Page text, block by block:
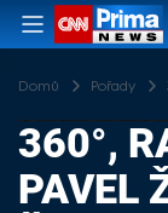
Domů Pořady
360°,
PAVEL